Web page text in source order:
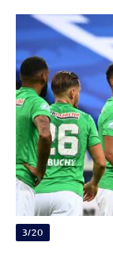
3/20